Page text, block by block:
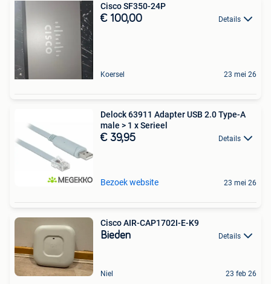
Cisco SF350-24P
€ 100,00 Details
Koersel 23 mei 26
Delock 63911 Adapter USB 2.0 Type-A
male > 1 x Serieel
€ 39,95 Details
Bezoek website 23 mei 26
Cisco AIR-CAP1702I-E-K9
Bieden Details
Niel 23 feb 26